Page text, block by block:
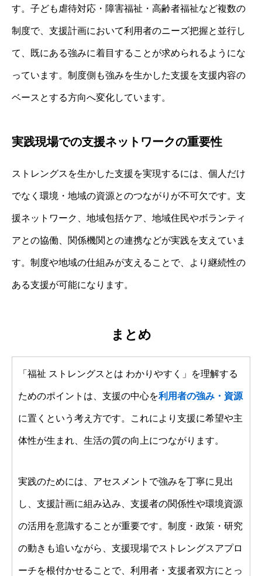
す。子ども虐待対応・障害福祉・高齢者福祉など複数の
制度で、支援計画において利用者のニーズ把握と並行し
て、既にある強みに着目することが求められるようにな
っています。制度側も強みを生かした支援を支援内容の
ベースとする方向へ変化しています。
実践現場での支援ネットワークの重要性
ストレングスを生かした支援を実現するには、個人だけ
でなく環境・地域の資源とのつながりが不可欠です。支
援ネットワーク、地域包括ケア、地域住民やボランティ
アとの協働、関係機関との連携などが実践を支えていま
す。制度や地域の仕組みが支えることで、より継続性の
ある支援が可能になります。
まとめ
「福祉 ストレングスとは わかりやすく」を理解する
ためのポイントは、支援の中心を利用者の強み・資源
に置くという考え方です。これにより支援に希望や主
体性が生まれ、生活の質の向上につながります。
実践のためには、アセスメントで強みを丁寧に見出
し、支援計画に組み込み、支援者の関係性や環境資源
の活用を意識することが重要です。制度・政策・研究
の動きも追いながら、支援現場でストレングスアプロ
ーチを根付かせることで、利用者・支援者双方にとっ